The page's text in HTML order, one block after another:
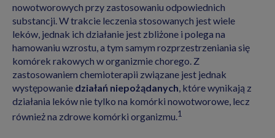
nowotworowych przy zastosowaniu odpowiednich
substancji. W trakcie leczenia stosowanych jest wiele
leków, jednak ich działanie jest zbliżone i polega na
hamowaniu wzrostu, a tym samym rozprzestrzeniania się
komórek rakowych w organizmie chorego. Z
zastosowaniem chemioterapii związane jest jednak
występowanie działań niepożądanych , które wynikają z
działania leków nie tylko na komórki nowotworowe, lecz
również na zdrowe komórki organizmu.1